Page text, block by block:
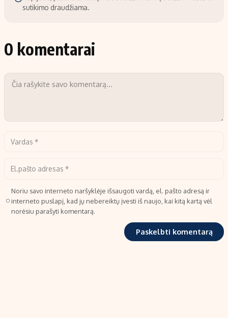
sutikimo draudžiama.
0 komentarai
Noriu savo interneto naršyklėje išsaugoti vardą, el. pašto adresą ir
interneto puslapį, kad jų nebereiktų įvesti iš naujo, kai kitą kartą vėl
norėsiu parašyti komentarą.